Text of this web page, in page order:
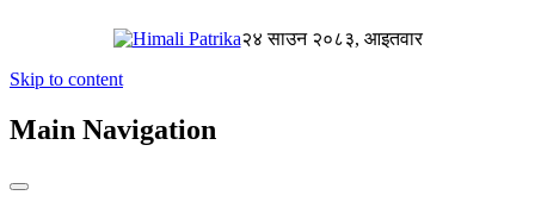
२४ साउन २०८३, आइतवार
Skip to content
Main Navigation